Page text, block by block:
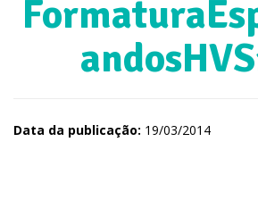
Data da publicação: 19/03/2014